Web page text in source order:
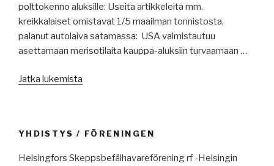
polttokenno aluksille: Useita artikkeleita mm.
kreikkalaiset omistavat 1/5 maailman tonnistosta,
palanut autolaiva satamassa: USA valmistautuu
asettamaan merisotilaita kauppa-aluksiin turvaamaan …
Jatka lukemista
artiklar
v31/23”
YHDISTYS / FÖRENINGEN
Helsingfors Skeppsbefälhavareförening rf -Helsingin